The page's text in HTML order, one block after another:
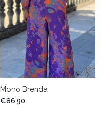
Mono Brenda
€86,90